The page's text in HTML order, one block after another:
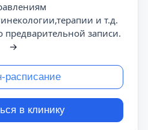
и т.д.
предварительной записи.
→
расписание
в клинику